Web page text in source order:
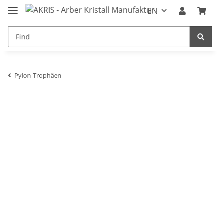
EN
Pylon-Trophäen